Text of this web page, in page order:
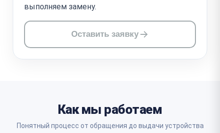
выполняем замену.
Оставить заявку
Как мы работаем
Понятный процесс от обращения до выдачи устройства